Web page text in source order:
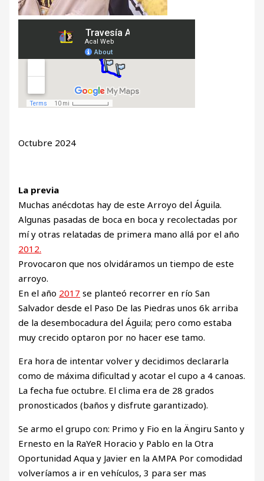
Octubre 2024
La previa
Muchas anécdotas hay de este Arroyo del Águila.
Algunas pasadas de boca en boca y recolectadas por
mí y otras relatadas de primera mano allá por el año
2012.
Provocaron que nos olvidáramos un tiempo de este
arroyo.
En el año 2017 se planteó recorrer en río San
Salvador desde el Paso De las Piedras unos 6k arriba
de la desembocadura del Águila; pero como estaba
muy crecido optaron por no hacer ese tamo.
Era hora de intentar volver y decidimos declararla
como de máxima dificultad y acotar el cupo a 4 canoas.
La fecha fue octubre. El clima era de 28 grados
pronosticados (baños y disfrute garantizado).
Se armo el grupo con: Primo y Fio en la Ängiru Santo y
Ernesto en la RaYeR Horacio y Pablo en la Otra
Oportunidad Aqua y Javier en la AMPA Por comodidad
volveríamos a ir en vehículos, 3 para ser mas